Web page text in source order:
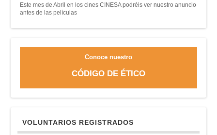
Este mes de Abril en los cines CINESA podréis ver nuestro anuncio
antes de las películas
Conoce nuestro
CÓDIGO DE ÉTICO
VOLUNTARIOS REGISTRADOS